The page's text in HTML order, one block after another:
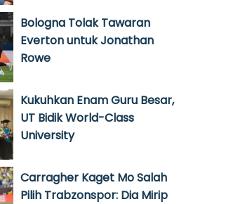
Bologna Tolak Tawaran
Everton untuk Jonathan
Rowe
Kukuhkan Enam Guru Besar,
UT Bidik World-Class
University
Carragher Kaget Mo Salah
Pilih Trabzonspor: Dia Mirip